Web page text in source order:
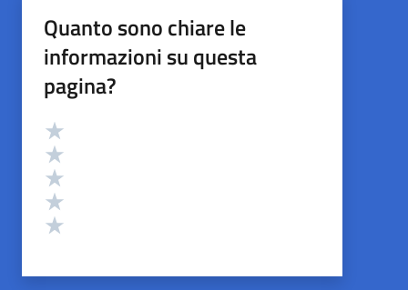
Quanto sono chiare le
informazioni su questa
pagina?
Valutazione